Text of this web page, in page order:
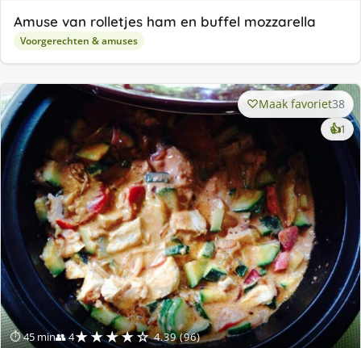
Amuse van rolletjes ham en buffel mozzarella
Voorgerechten & amuses
⏱ 45 min👥 4★★★★☆ 4.39 (96)
Maak favoriet38
👍1